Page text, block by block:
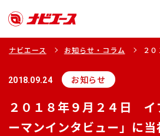
ナビエース お知らせ・コラム
２
2018.09.24 お知らせ
２０１８年９月２４日 イ
ーマンインタビュー」に